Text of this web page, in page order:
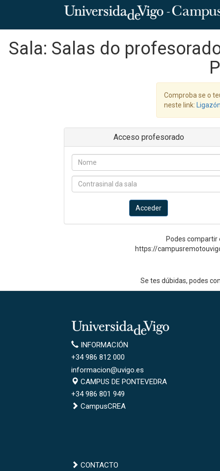
Sala: Salas do
Comproba se o
neste link:
Acceso profesorado
Acceder
Podes compartir
https://
Se tes dúbidas, podes
Universidade
de
Vigo
Información
INFORMACIÓN
+34 986 812 000
informacion@uvigo.es
Campus
de
Pontevedra
CAMPUS DE PONTEVEDRA
+34 986 801 949
CampusCREA
CONTACTO